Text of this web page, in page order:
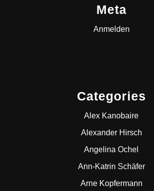
Meta
Anmelden
Categories
Alex Kanobaire
Alexander Hirsch
Angelina Ochel
Ann-Katrin Schäfer
Arne Kopfermann